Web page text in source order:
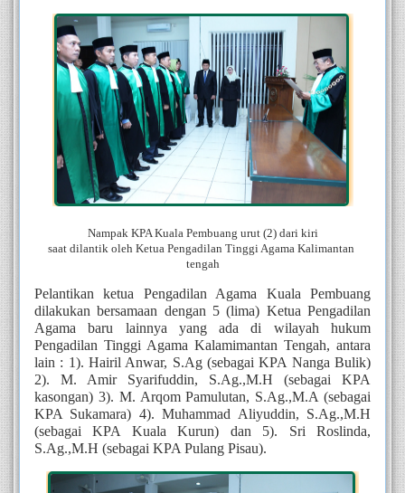
Nampak KPA Kuala Pembuang urut (2) dari kiri
saat dilantik oleh Ketua Pengadilan Tinggi Agama Kalimantan
tengah
Pelantikan ketua Pengadilan Agama Kuala Pembuang
dilakukan bersamaan dengan 5 (lima) Ketua Pengadilan
Agama baru lainnya yang ada di wilayah hukum
Pengadilan Tinggi Agama Kalamimantan Tengah, antara
lain : 1). Hairil Anwar, S.Ag (sebagai KPA Nanga Bulik)
2). M. Amir Syarifuddin, S.Ag.,M.H (sebagai KPA
kasongan) 3). M. Arqom Pamulutan, S.Ag.,M.A (sebagai
KPA Sukamara) 4). Muhammad Aliyuddin, S.Ag.,M.H
(sebagai KPA Kuala Kurun) dan 5). Sri Roslinda,
S.Ag.,M.H (sebagai KPA Pulang Pisau).